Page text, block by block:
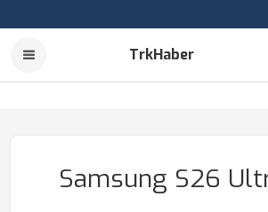
TrkHaber
Samsung S26